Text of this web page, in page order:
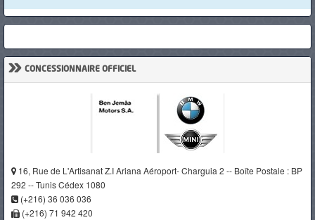
» CONCESSIONNAIRE OFFICIEL
16, Rue de L'Artisanat Z.I Ariana Aéroport- Charguia 2 -- Boîte Postale : BP
292 -- Tunis Cédex 1080
(+216) 36 036 036
(+216) 71 942 420